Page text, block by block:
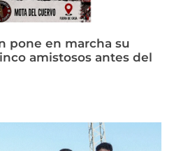
pone en marcha su
amistosos antes del